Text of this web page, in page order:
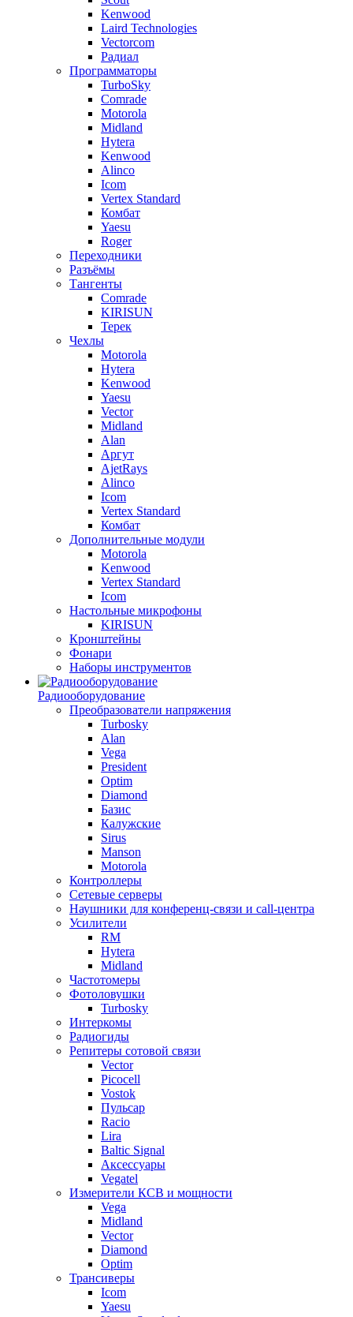
Kenwood
Laird Technologies
Vectorcom
Радиал
Программаторы
TurboSky
Comrade
Motorola
Midland
Hytera
Kenwood
Alinco
Icom
Vertex Standard
Комбат
Yaesu
Roger
Переходники
Разъёмы
Тангенты
Comrade
KIRISUN
Терек
Чехлы
Motorola
Hytera
Kenwood
Yaesu
Vector
Midland
Alan
Аргут
AjetRays
Alinco
Icom
Vertex Standard
Комбат
Дополнительные модули
Motorola
Kenwood
Vertex Standard
Icom
Настольные микрофоны
KIRISUN
Кронштейны
Фонари
Наборы инструментов
Радиооборудование
Преобразователи напряжения
Turbosky
Alan
Vega
President
Optim
Diamond
Базис
Калужские
Sirus
Manson
Motorola
Контроллеры
Сетевые серверы
Наушники для конференц-связи и call-центра
Усилители
RM
Hytera
Midland
Частотомеры
Фотоловушки
Turbosky
Интеркомы
Радиогиды
Репитеры сотовой связи
Vector
Picocell
Vostok
Пульсар
Racio
Lira
Baltic Signal
Аксессуары
Vegatel
Измерители КСВ и мощности
Vega
Midland
Vector
Diamond
Optim
Трансиверы
Icom
Yaesu